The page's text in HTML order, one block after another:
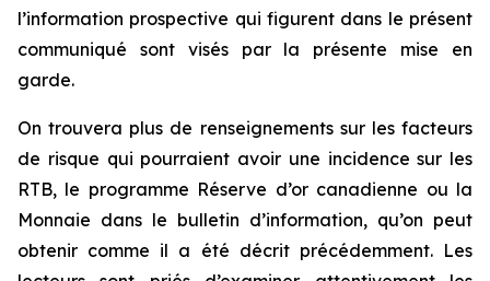
l’information prospective qui figurent dans le présent
communiqué sont visés par la présente mise en
garde.
On trouvera plus de renseignements sur les facteurs
de risque qui pourraient avoir une incidence sur les
RTB, le programme Réserve d’or canadienne ou la
Monnaie dans le bulletin d’information, qu’on peut
obtenir comme il a été décrit précédemment. Les